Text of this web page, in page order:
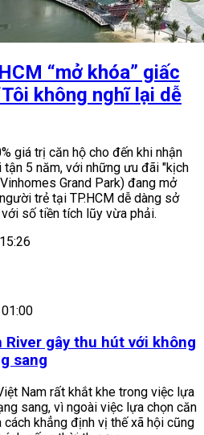
“mở khóa” giấc
không nghĩ lại dễ
giá trị căn hộ cho đến khi nhận
5 năm, với những ưu đãi "kịch
Grand Park) đang mở
trẻ tại TP.HCM dễ dàng sở
số tiền tích lũy vừa phải.
River gây thu hút với không
sang
Nam rất khắt khe trong việc lựa
sang, vì ngoài việc lựa chọn căn
khẳng định vị thế xã hội cũng